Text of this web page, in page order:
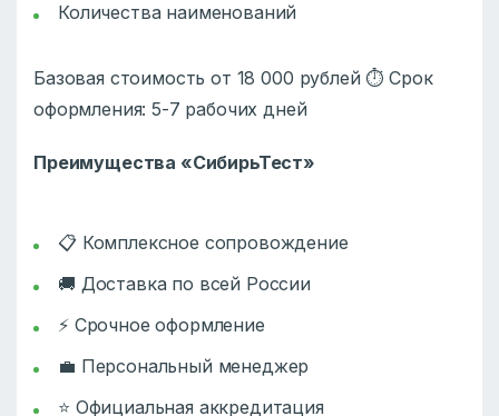
Количества наименований
Базовая стоимость от 18 000 рублей ⏱️ Срок
оформления: 5-7 рабочих дней
Преимущества «СибирьТест»
📋 Комплексное сопровождение
🚚 Доставка по всей России
⚡ Срочное оформление
💼 Персональный менеджер
⭐ Официальная аккредитация